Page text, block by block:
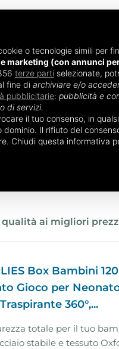
o tecnologie simili per
marketing (con annunci
terze parti selezionate,
fine di archiviare e/o
pubblicitarie: pubblicità e
di servizi.
il tuo consenso, in
Il rifiuto del
Chiudi questa informativa
ALIMENTAZIONE
all'acquisto
necessità di assentarsi
per casa
ai migliori
Box Bambini
Gioco per
360°,...
totale per il tuo
stabile e tessuto